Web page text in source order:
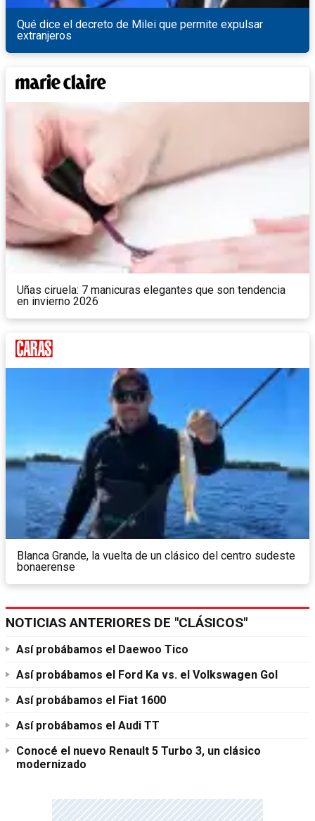
Qué dice el decreto de Milei que permite expulsar
extranjeros
Uñas ciruela: 7 manicuras elegantes que son tendencia
en invierno 2026
Blanca Grande, la vuelta de un clásico del centro sudeste
bonaerense
NOTICIAS ANTERIORES DE "CLÁSICOS"
Así probábamos el Daewoo Tico
Así probábamos el Ford Ka vs. el Volkswagen Gol
Así probábamos el Fiat 1600
Así probábamos el Audi TT
Conocé el nuevo Renault 5 Turbo 3, un clásico
modernizado